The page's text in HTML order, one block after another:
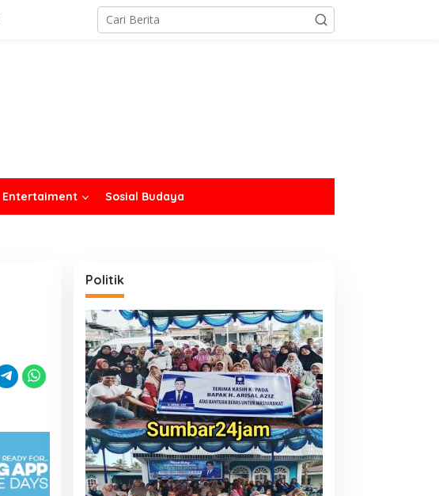
Entertaiment Sosial Budaya
Politik